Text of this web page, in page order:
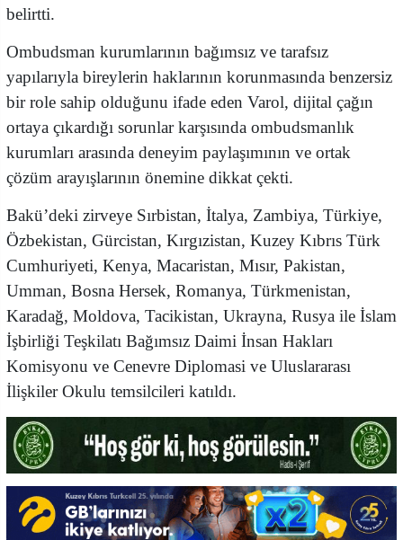
belirtti.
Ombudsman kurumlarının bağımsız ve tarafsız
yapılarıyla bireylerin haklarının korunmasında benzersiz
bir role sahip olduğunu ifade eden Varol, dijital çağın
ortaya çıkardığı sorunlar karşısında ombudsmanlık
kurumları arasında deneyim paylaşımının ve ortak
çözüm arayışlarının önemine dikkat çekti.
Bakü’deki zirveye Sırbistan, İtalya, Zambiya, Türkiye,
Özbekistan, Gürcistan, Kırgızistan, Kuzey Kıbrıs Türk
Cumhuriyeti, Kenya, Macaristan, Mısır, Pakistan,
Umman, Bosna Hersek, Romanya, Türkmenistan,
Karadağ, Moldova, Tacikistan, Ukrayna, Rusya ile İslam
İşbirliği Teşkilatı Bağımsız Daimi İnsan Hakları
Komisyonu ve Cenevre Diplomasi ve Uluslararası
İlişkiler Okulu temsilcileri katıldı.